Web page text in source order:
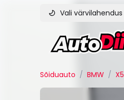
Vali värvilahendus
Sõiduauto / BMW / X5